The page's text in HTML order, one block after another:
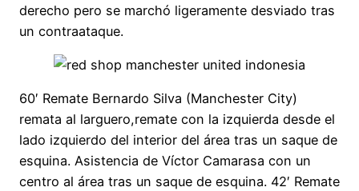
derecho pero se marchó ligeramente desviado tras
un contraataque.
60′ Remate Bernardo Silva (Manchester City)
remata al larguero,remate con la izquierda desde el
lado izquierdo del interior del área tras un saque de
esquina. Asistencia de Víctor Camarasa con un
centro al área tras un saque de esquina. 42′ Remate